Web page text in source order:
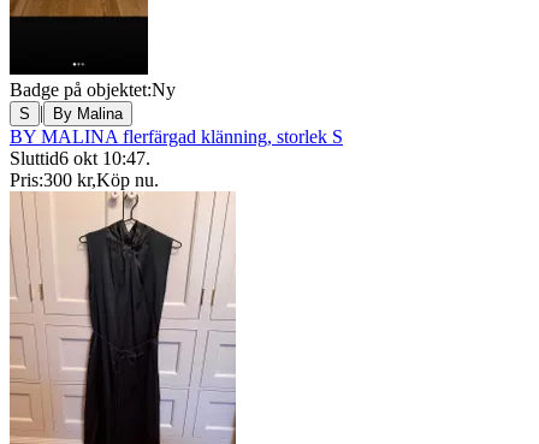
Badge på objektet:Ny
S | By Malina
BY MALINA flerfärgad klänning, storlek S
Sluttid6 okt 10:47.
Pris:300 kr,Köp nu.